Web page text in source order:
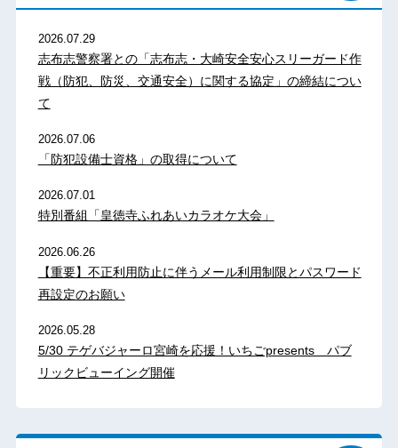
2026.07.29
志布志警察署との「志布志・大崎安全安心スリーガード作
戦（防犯、防災、交通安全）に関する協定」の締結につい
て
2026.07.06
「防犯設備士資格」の取得について
2026.07.01
特別番組「皇徳寺ふれあいカラオケ大会」
2026.06.26
【重要】不正利用防止に伴うメール利用制限とパスワード
再設定のお願い
2026.05.28
5/30 テゲバジャーロ宮崎を応援！いちごpresents パブ
リックビューイング開催